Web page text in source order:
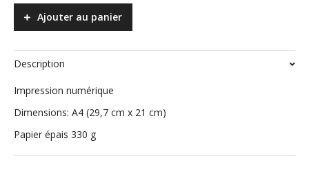
quantityAjouter au panier
Description
Impression numérique
Dimensions: A4 (29,7 cm x 21 cm)
Papier épais 330 g